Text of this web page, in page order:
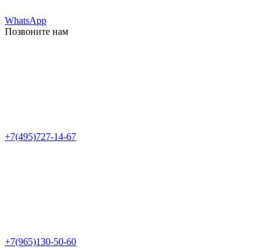
WhatsApp
Позвоните нам
+7(495)727-14-67
+7(965)130-50-60